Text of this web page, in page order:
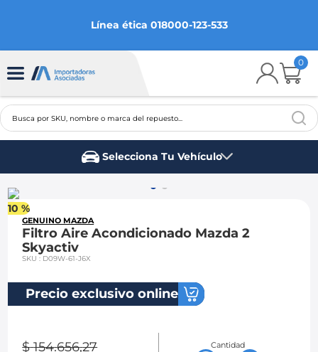
Línea ética 018000-123-533
0
Busca por SKU, nombre o marca del repuesto...
Selecciona Tu Vehículo
10 %
GENUINO MAZDA
Filtro Aire Acondicionado Mazda 2
Skyactiv
SKU: D09W-61-J6X
Precio exclusivo online
$ 154.656,27 Cantidad
2
3.
spark gt
ford fiesta
mazda 3
chevrolet spark gt